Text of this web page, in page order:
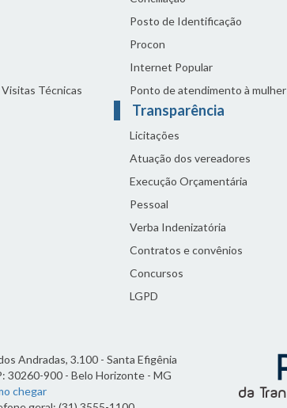
Técnicas
Posto de Identificação
Procon
Internet Popular
Ponto de atendimento à mulher
Transparência
Licitações
Atuação dos vereadores
Execução Orçamentária
Pessoal
Verba Indenizatória
Contratos e convênios
Concursos
LGPD
Andradas, 3.100 - Santa Efigênia
30260-900 - Belo Horizonte - MG
chegar